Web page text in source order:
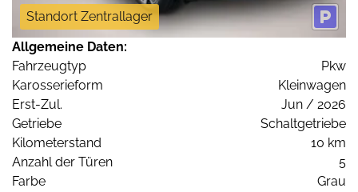
Standort Zentrallager
Allgemeine Daten:
Fahrzeugtyp
Pkw
Karosserieform
Kleinwagen
Erst-Zul.
Jun / 2026
Getriebe
Schaltgetriebe
Kilometerstand
10 km
Anzahl der Türen
5
Farbe
Grau